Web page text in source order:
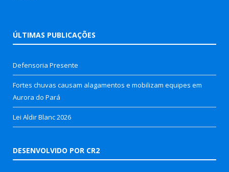
ÚLTIMAS PUBLICAÇÕES
Defensoria Presente
Fortes chuvas causam alagamentos e mobilizam equipes em
Aurora do Pará
Lei Aldir Blanc 2026
DESENVOLVIDO POR CR2